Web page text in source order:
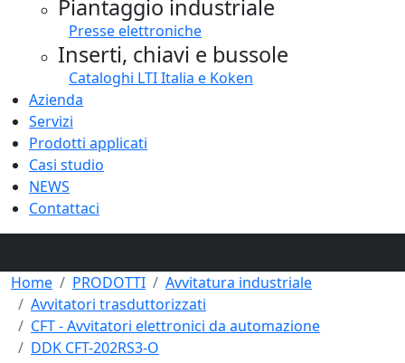
Piantaggio industriale
Presse elettroniche
Inserti, chiavi e bussole
Cataloghi LTI Italia e Koken
Azienda
Servizi
Prodotti applicati
Casi studio
NEWS
Contattaci
Home PRODOTTI
Avvitatura industriale
Avvitatori trasduttorizzati
CFT - Avvitatori elettronici da automazione
DDK CFT-202RS3-O